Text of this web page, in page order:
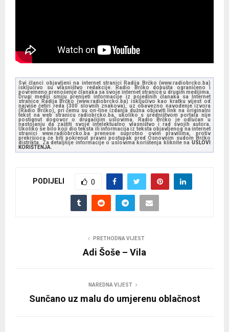
Svi članci objavljeni na internet stranici Radija Brčko (www.radiobrcko.ba)
isključivo su vlasništvo redakcije. Radio Brčko dopušta ograničeno i
povremeno prenošenje članaka sa svoje internet stranice u drugim medijima.
Drugi mediji smiju prenijeti informacije iz pojedinih članaka sa Internet
stranice Radija Brčko (www.radiobrcko.ba) isključivo kao kratku vijest od
najviše četiri reda (300 slovnih znakova), uz obavezno navođenje izvora
(Radio Brčko), pri čemu su on-line izdanja dužna objaviti link na originalni
tekst na web stranicu radiobrcko.ba, ukoliko s uredništvom portala nije
postignut dogovor o drugačijim uslovima. Radio Brčko je odlučan u
nastojanju da zaštiti svoje intelektualno vlasništvo i rad svojih autora.
Ukoliko se bilo koji dio teksta ili informacija iz teksta objavljenog na internet
stranici www.radiobrcko.ba prenese suprotno ovim pravilima, protiv
prekršioca će biti pokrenut pravni postupak pred Osnovnim sudom Brčko
distrikta. Za detaljnije informacije o uslovima korištenja kliknite na USLOVI
KORIŠTENJA.
PODIJELI 0
PRETHODNA VIJEST
Adi Šoše – Vila
NAREDNA VIJEST
Sunčano uz malu do umjerenu oblačnost